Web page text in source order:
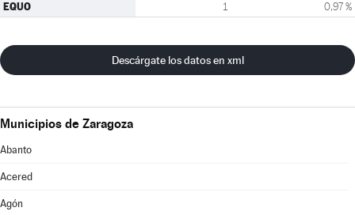
EQUO 1 0,97 %
Descárgate los datos en xml
Municipios de Zaragoza
Abanto
Acered
Agón